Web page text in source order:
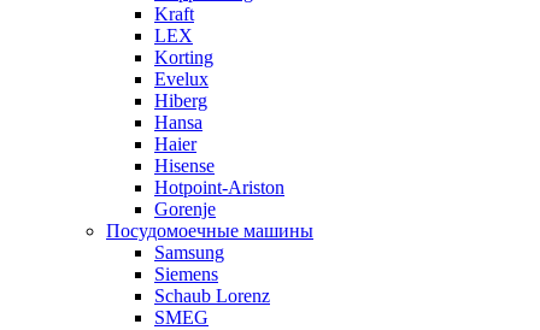
Kraft
LEX
Korting
Evelux
Hiberg
Hansa
Haier
Hisense
Hotpoint-Ariston
Gorenje
Посудомоечные машины
Samsung
Siemens
Schaub Lorenz
SMEG